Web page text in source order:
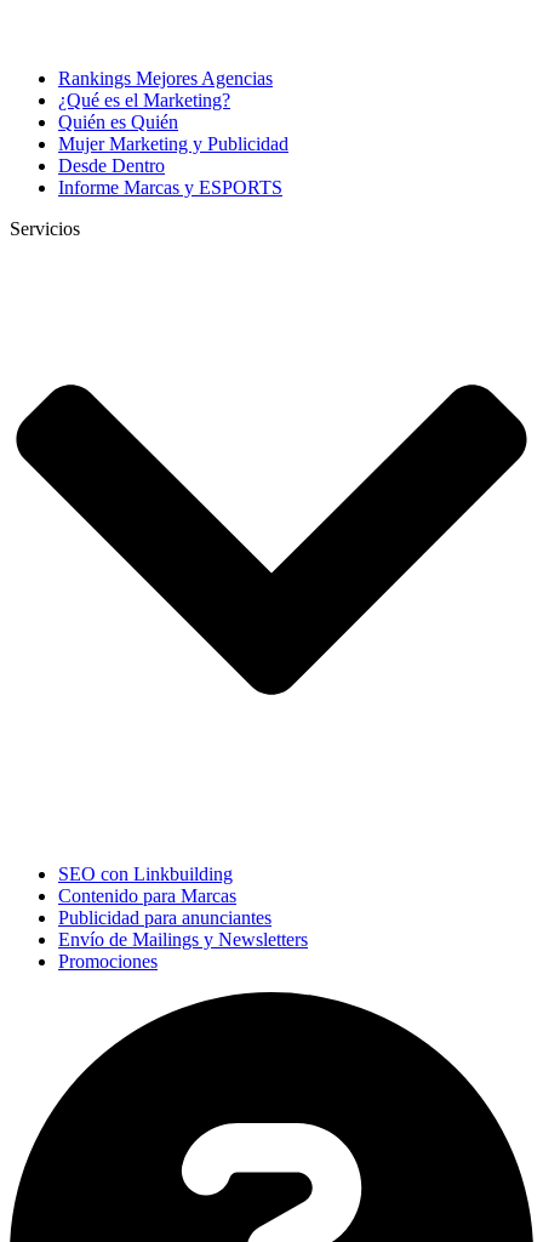
Rankings Mejores Agencias
¿Qué es el Marketing?
Quién es Quién
Mujer Marketing y Publicidad
Desde Dentro
Informe Marcas y ESPORTS
Servicios
SEO con Linkbuilding
Contenido para Marcas
Publicidad para anunciantes
Envío de Mailings y Newsletters
Promociones